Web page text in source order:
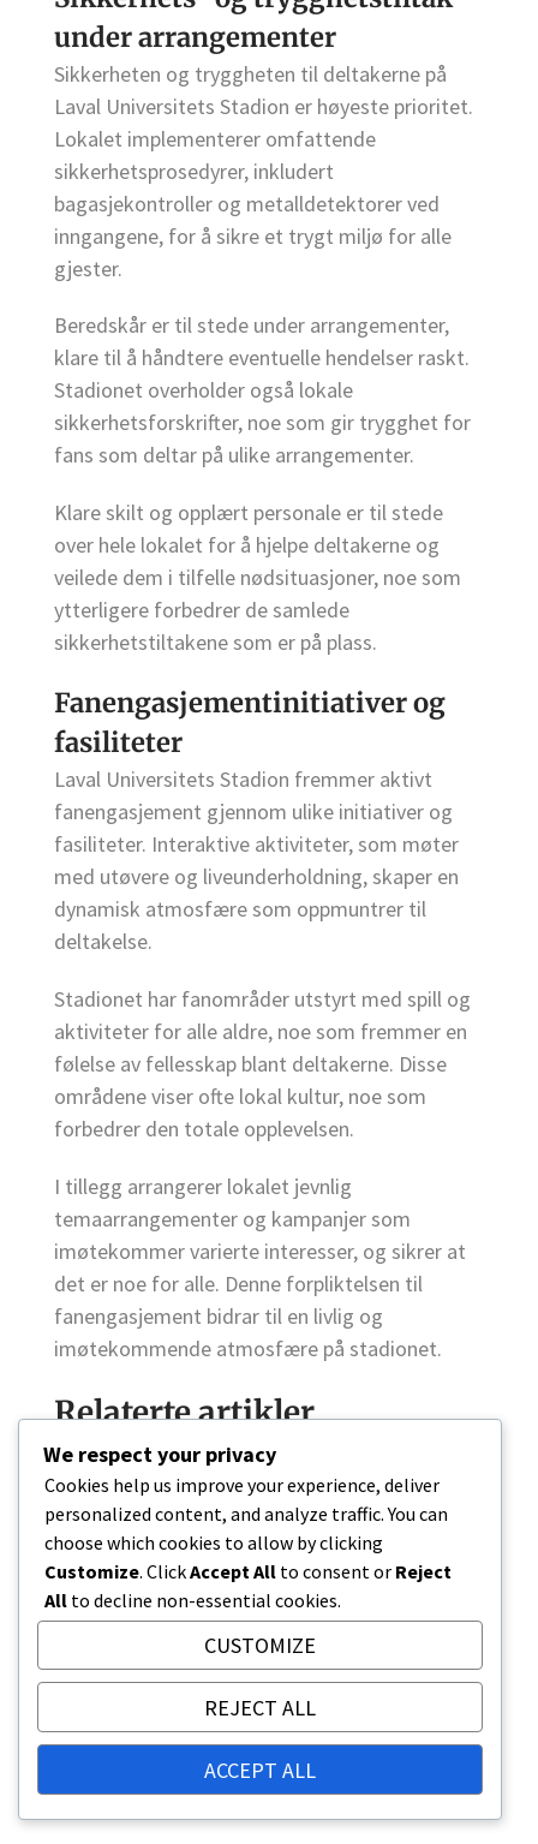
under arrangementer
Sikkerheten og tryggheten til deltakerne på
Laval Universitets Stadion er høyeste prioritet.
Lokalet implementerer omfattende
sikkerhetsprosedyrer, inkludert
bagasjekontroller og metalldetektorer ved
inngangene, for å sikre et trygt miljø for alle
gjester.
Beredskår er til stede under arrangementer,
klare til å håndtere eventuelle hendelser raskt.
Stadionet overholder også lokale
sikkerhetsforskrifter, noe som gir trygghet for
fans som deltar på ulike arrangementer.
Klare skilt og opplært personale er til stede
over hele lokalet for å hjelpe deltakerne og
veilede dem i tilfelle nødsituasjoner, noe som
ytterligere forbedrer de samlede
sikkerhetstiltakene som er på plass.
Fanengasjementinitiativer og
fasiliteter
Laval Universitets Stadion fremmer aktivt
fanengasjement gjennom ulike initiativer og
fasiliteter. Interaktive aktiviteter, som møter
med utøvere og liveunderholdning, skaper en
dynamisk atmosfære som oppmuntrer til
deltakelse.
Stadionet har fanområder utstyrt med spill og
aktiviteter for alle aldre, noe som fremmer en
følelse av fellesskap blant deltakerne. Disse
områdene viser ofte lokal kultur, noe som
forbedrer den totale opplevelsen.
I tillegg arrangerer lokalet jevnlig
temaarrangementer og kampanjer som
imøtekommer varierte interesser, og sikrer at
det er noe for alle. Denne forpliktelsen til
fanengasjement bidrar til en livlig og
imøtekommende atmosfære på stadionet.
Relaterte artikler
York Lions Stadium: Setekapasitet,
Utvidelsesplaner, Nåværende bruk
Stade Saputo: Arkitektonisk design, Unike
egenskaper, Byggematerialer
Alberta fotballstadion: Historisk betydning,
Renoveringer, Åpningsdato
Facebook Twitter
Pinterest
Linkedin
We respect your privacy
Cookies help us improve your experience, deliver
personalized content, and analyze traffic. You can
choose which cookies to allow by clicking
Customize. ClickAccept All to consent or Reject
All to decline non-essential cookies.
CUSTOMIZE
REJECT ALL
ACCEPT ALL